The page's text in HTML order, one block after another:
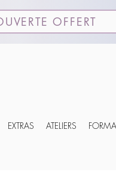
OFFERT
EXTRAS ATELIERS